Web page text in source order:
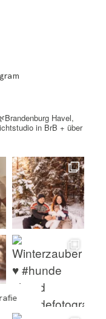
Havel,
in BrB + über